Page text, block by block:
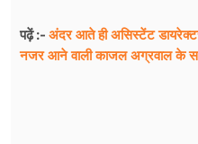
पढ़ें :- अंदर आते ही असिस्टेंट
नजर आने वाली काजल अग्रवाल के